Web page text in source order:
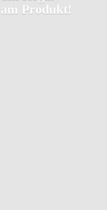
am Produkt!